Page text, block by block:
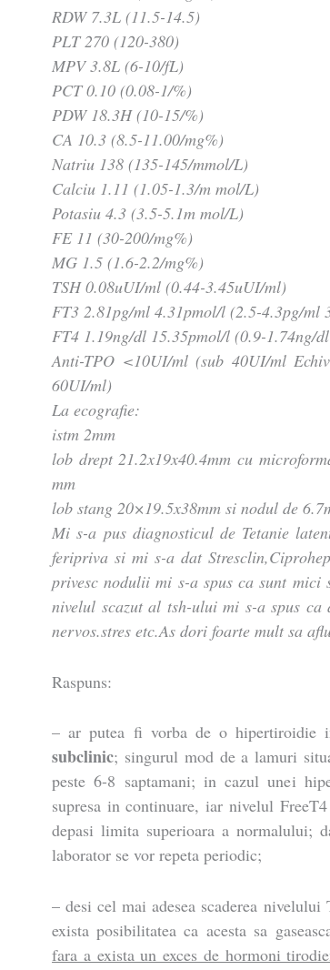
RDW 7.3L (11.5-14.5)
PLT 270 (120-380)
MPV 3.8L (6-10/fL)
PCT 0.10 (0.08-1/%)
PDW 18.3H (10-15/%)
CA 10.3 (8.5-11.00/mg%)
Natriu 138 (135-145/mmol/L)
Calciu 1.11 (1.05-1.3/m mol/L)
Potasiu 4.3 (3.5-5.1m mol/L)
FE 11 (30-200/mg%)
MG 1.5 (1.6-2.2/mg%)
TSH 0.08uUI/ml (0.44-3.45uUI/ml)
FT3 2.81pg/ml 4.31pmol/l (2.5-4.3pg/ml
FT4 1.19ng/dl 15.35pmol/l (0.9-1.74ng/
Anti-TPO <10UI/ml (sub 40UI/ml
60UI/ml)
La ecografie:
istm 2mm
lob drept 21.2x19x40.4mm cu
mm
lob stang 20×19.5x38mm si nodul de
Mi s-a pus diagnosticul de Tetanie
feripriva si mi s-a dat
privesc nodulii mi s-a spus ca sunt
nivelul scazut al tsh-ului mi s-a spus
nervos.stres etc.As dori foarte mult sa
Raspuns:
– ar putea fi vorba de o hipertiroidie
subclinic; singurul mod de a lamuri
peste 6-8 saptamani; in cazul unei
supresa in continuare, iar nivelul
depasi limita superioara a normalului;
laborator se vor repeta periodic;
– desi cel mai adesea scaderea
exista posibilitatea ca acesta sa
fara a exista un exces de hormoni